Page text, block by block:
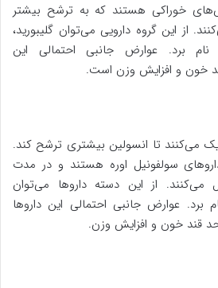
خوراکی هستند که به ترشح بیشتر
از این گروه دارویی می‌توان گلیبورید،
نام برد. عوارض جانبی احتمالی این
خون و افزایش وزن است.
می‌کنند تا انسولین بیشتری ترشح کند.
داروهای سولفونیل اوره هستند و در مدت
می‌کنند. از این دسته داروها می‌توان
برد. عوارض جانبی احتمالی این داروها
قند خون و افزایش وزن.